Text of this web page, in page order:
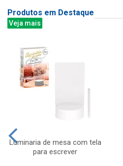
Produtos em Destaque
Veja mais
Luminaria de mesa com tela
para escrever